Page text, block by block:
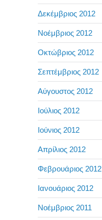
Δεκέμβριος 2012
Νοέμβριος 2012
Οκτώβριος 2012
Σεπτέμβριος 2012
Αύγουστος 2012
Ιούλιος 2012
Ιούνιος 2012
Απρίλιος 2012
Φεβρουάριος 2012
Ιανουάριος 2012
Νοέμβριος 2011